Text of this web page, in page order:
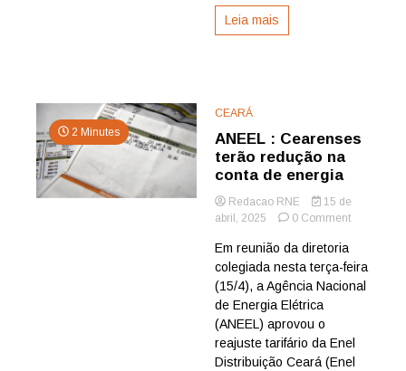
Leia mais
2 Minutes
CEARÁ
ANEEL : Cearenses
terão redução na
conta de energia
Redacao RNE
15 de
abril, 2025
0 Commenton
:
Cearenses
terão
de
energia
Em reunião da diretoria
colegiada nesta terça-feira
(15/4), a Agência Nacional
de Energia Elétrica
(ANEEL) aprovou o
reajuste tarifário da Enel
Distribuição Ceará (Enel